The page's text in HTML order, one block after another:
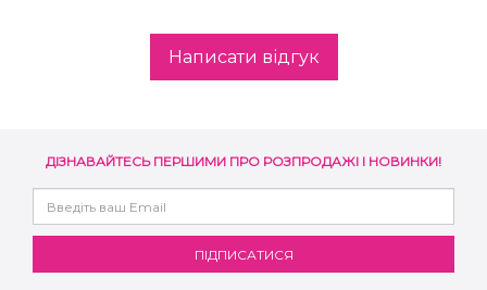
Написати відгук
ДІЗНАВАЙТЕСЬ ПЕРШИМИ ПРО РОЗПРОДАЖІ І НОВИНКИ!
Освітлювальні засоби та окислювачі
Laboratoire Ducastel Subtil Blond
Subrina Glow-Plex - Живлення, зволоження
та блиск волосся